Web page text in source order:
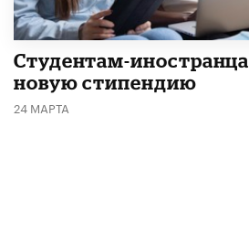
Студентам-
новую стипендию
24 МАРТА